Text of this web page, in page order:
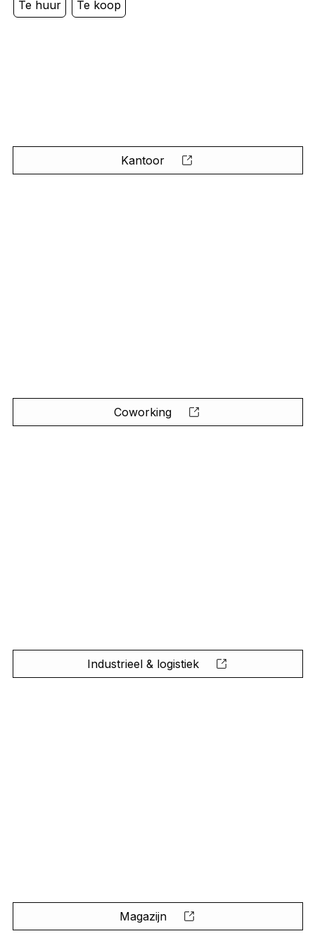
Kantoor
Coworking
Industrieel & logistiek
Magazijn
Te huur Te koop